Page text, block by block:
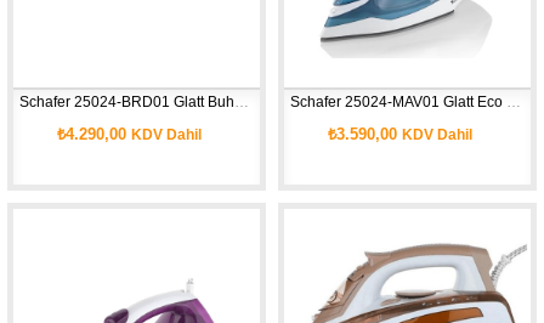
₺4.290,00 KDV Dahil ₺3.590,00 KDV Dahil